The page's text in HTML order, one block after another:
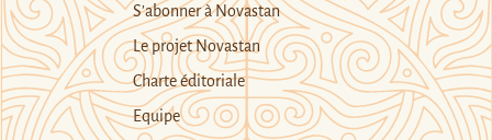
S’abonner à Novastan
Le projet Novastan
Charte éditoriale
Equipe